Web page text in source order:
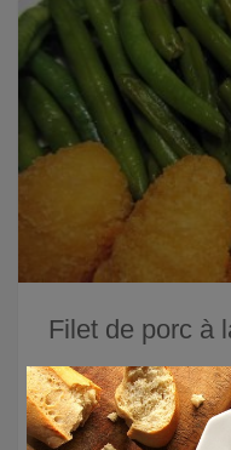
Filet de porc à
Un repas simple et
filet de porc à la sauce